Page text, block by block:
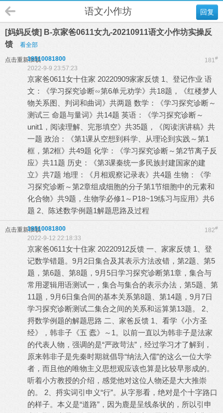
回复
语文小作坊
[妈妈反馈] B-京家爸0611女九-20210911语文小作坊实操反
馈
看全部
点击重新加载 181#
18510081800
2022-9-9 23:57:23
京家爸0611女十住家 20220909家家反馈 1、登记作业 语
文：《学习探究诊断∽第6单元劝学》共18题，《红楼梦人
物关系图、判词和曲词》共两题 数学：《学习探究诊断～
测试三 命题与量词》共14题 英语：《学习探究诊断～
unit1，阅读理解、完形填空》共35题，《阅读演讲稿》共
一题 政治：《第1课从空想到科学、从理论到实践～第1
框，第2框》共49题 化学：《学习探究诊断～第2节离子反
应》共11题 历史：《第3课秦统一多民族封建国家的建
立》共7题 地理：《月相观察记录表》共4题 生物：《学
习探究诊断～第2章组成细胞的分子第1节细胞中的元素和
化合物》共9题，生物学必修1～P18~19练习与应用》共6
题 2、陈述数学例题1解题思路及过程
点击重新加载 182#
18510081800
2022-9-12 22:18:33
京家爸0611女十住家 20220912反馈 一、家家反馈 1、登
记数学错题。9月2日集合及其表示方法改错，第2题、第5
题，第6题、第8题，9月5日学习探究诊断第1章，集合与
常用逻辑用语测试一，集合与集合的表示办法，第5题、第
11题，9月6日集合间的基本关系第8题、第14题，9月7日
学习探究诊断测试二集合之间的关系和运算第13题。 2、
捋数学例题的解题思路 二、家爸反馈 1、看学《小方圣
经》，韩非子《五 蠹》～1。以前一直以为韩非子是法家
的代表人物，强调的是“严政苛法”，经过学习才了解到，
原来韩非子是先秦时期就倡导“纳法入儒”的这么一位大学
者，而且他的唯物主义思想观应该也算是比较早形成的。
听着小方教授的介绍，感觉他对这位人物还是大大推崇
的。 2、捋实词引申义“行”。从字形看，绝对是个十字路口
的样子。本义是“道路”，因为鹿是呈线条状的，所以引申